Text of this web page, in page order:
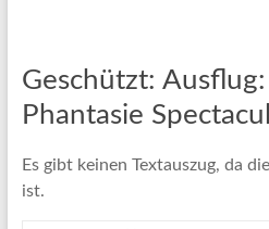
Geschützt:
Phantasie
Es gibt keinen Textauszug, da
ist.